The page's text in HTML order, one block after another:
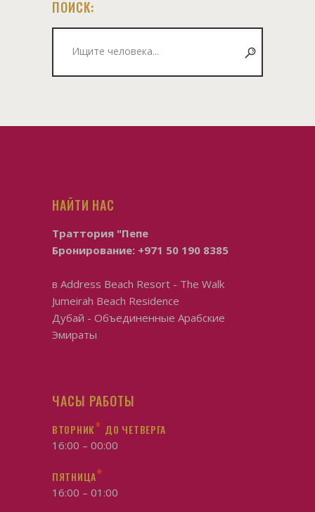
ПОИСК:
НАЙТИ НАС
Траттория "Пепе
Бронирование: +971 50 190 8385
в Address Beach Resort - The Walk
Jumeirah Beach Residence
Дубай - Объединенные Арабские
Эмираты
ЧАСЫ РАБОТЫ
ВТОРНИК* ДО ЧЕТВЕРГА
16:00 – 00:00
ПЯТНИЦА*
16:00 – 01:00